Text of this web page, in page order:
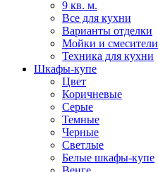
9 кв. м.
Все для кухни
Варианты отделки
Мойки и смесители
Техника для кухни
Шкафы-купе
Цвет
Коричневые
Серые
Темные
Черные
Светлые
Белые шкафы-купе